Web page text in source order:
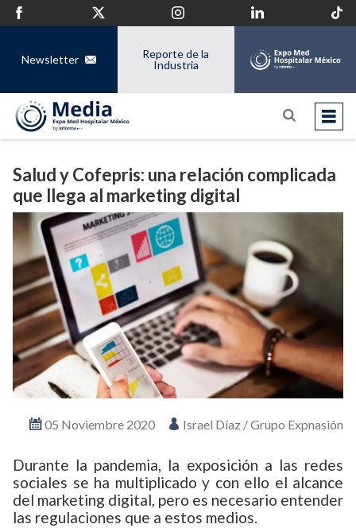
Newsletter
Reporte de la
Industria
Salud y Cofepris: una relación complicada
que llega al marketing digital
05 Noviembre 2020 Israel Díaz / Grupo Expnasión
Durante la pandemia, la exposición a las redes
sociales se ha multiplicado y con ello el alcance
del marketing digital, pero es necesario entender
las regulaciones que a estos medios.